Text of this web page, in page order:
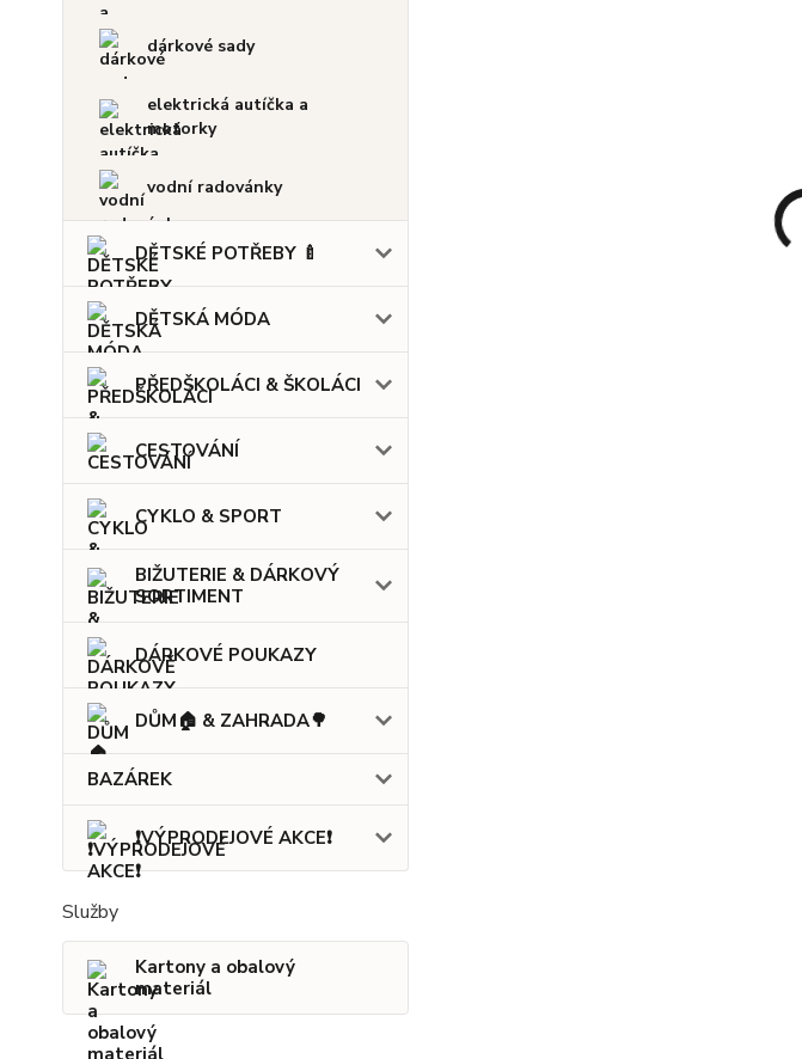
dárkové sady
elektrická autíčka a
motorky
vodní radovánky
DĚTSKÉ POTŘEBY 🍼
DĚTSKÁ MÓDA
PŘEDŠKOLÁCI & ŠKOLÁCI
CESTOVÁNÍ
CYKLO & SPORT
BIŽUTERIE & DÁRKOVÝ
SORTIMENT
DÁRKOVÉ POUKAZY
DŮM🏠 & ZAHRADA🌳
BAZÁREK
❗VÝPRODEJOVÉ AKCE❗
Služby
Kartony a obalový
materiál